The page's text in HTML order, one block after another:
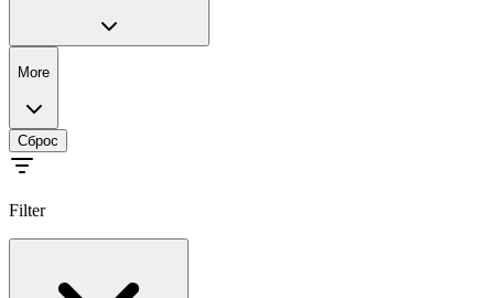
More
Сброс
Filter